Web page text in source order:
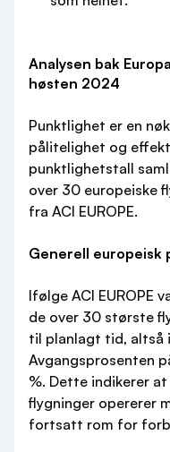
Analysen bak
høsten 2024
Punktlighet er en
pålitelighet og
punktlighetstall
over 30 europeiske
fra ACI EUROPE.
Generell
Ifølge ACI EUROPE
de over 30 største
til planlagt tid, altså
Avgangsprosenten
%. Dette indikerer
flygninger opererer
fortsatt rom for